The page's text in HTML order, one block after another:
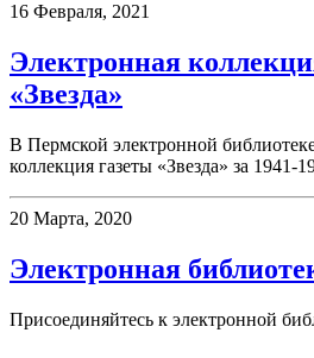
16 Февраля, 2021
Электронная
«Звезда»
В Пермской электронной
коллекция газеты «Звезда» за 1941-
20 Марта, 2020
Электронная
Присоединяйтесь к электронной